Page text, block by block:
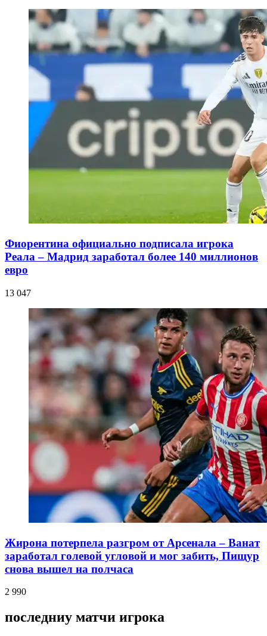
Фиорентина официально подписала игрока
Реала – Мадрид заработал более 140 миллионов
евро
13 047
Жирона потерпела разгром от Арсенала – Ванат
заработал голевой угловой и мог забить, Пищур
снова вышел на полчаса
2 990
последниу матчи игрока